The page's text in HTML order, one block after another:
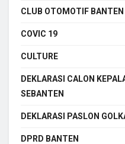
CLUB OTOMOTIF
COVIC 19
CULTURE
DEKLARASI CALON
SEBANTEN
DEKLARASI PASLON
DPRD BANTEN